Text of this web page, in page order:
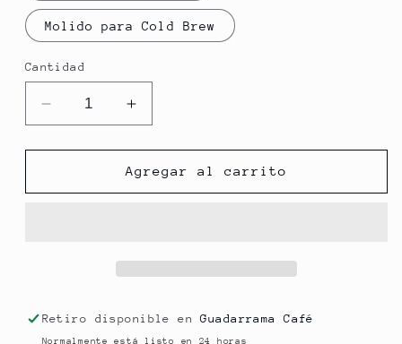
Molido para Cold Brew
Cantidad
Reducir
cantidad
para
Aumentar
cantidad
para
Valsain
Agregar al carrito
Retiro disponible enGuadarrama Café
Normalmente está listo en 24 horas